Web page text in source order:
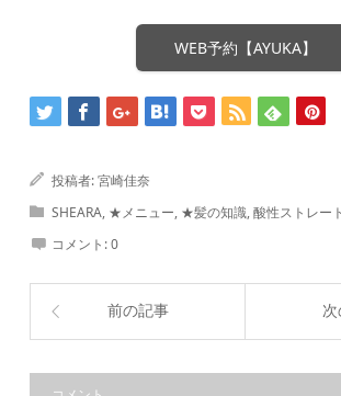
WEB予約【AYUKA】
投稿者:宮崎佳奈
SHEARA, ★メニュー, ★髪の知識,酸性ストレー
コメント:0
前の記事